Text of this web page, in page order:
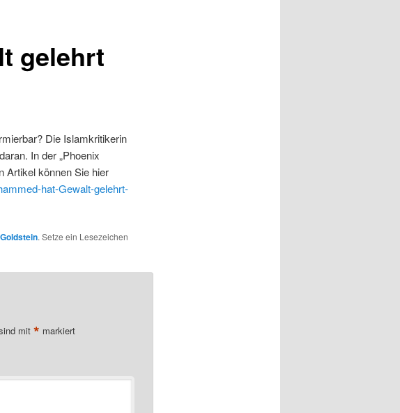
gelehrt
Die Islamkritikerin
In der „Phoenix
Artikel können Sie hier
hat-Gewalt-gelehrt-
Goldstein. Setze ein Lesezeichen
mit * markiert